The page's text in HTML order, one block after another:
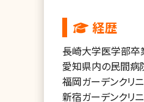
経歴
長崎大学医学部卒
愛知県内の民間病
福岡ガーデンクリ
新宿ガーデンクリ